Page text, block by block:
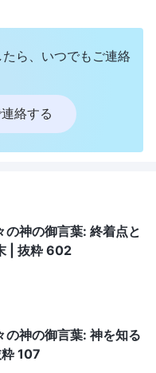
ら、いつでもご連絡
絡する
の神の御言葉: 終着点と
| 抜粋 602
の神の御言葉: 神を知る
粋 107